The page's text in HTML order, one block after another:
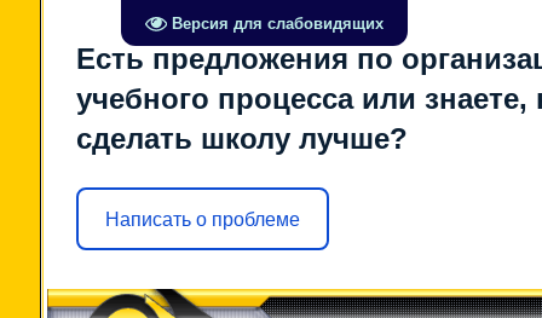
Версия для слабовидящих
Есть предложения по
учебного процесса или знаете,
сделать школу лучше?
Написать о проблеме